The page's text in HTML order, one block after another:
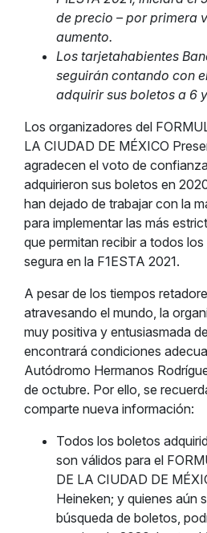
de precio – por primera
aumento.
Los tarjetahabientes
seguirán contando con
adquirir sus boletos a 6
Los organizadores del
LA CIUDAD DE MÉXICO
agradecen el voto de
adquirieron sus boletos en
han dejado de trabajar con la
para implementar las más
que permitan recibir a todos
segura en la F1ESTA 2021.
A pesar de los tiempos
atravesando el mundo, la
muy positiva y entusiasmada
encontrará condiciones
Autódromo Hermanos
de octubre. Por ello, se
comparte nueva información:
Todos los boletos
son válidos para el
DE LA CIUDAD DE
Heineken; y quienes aún
búsqueda de boletos,